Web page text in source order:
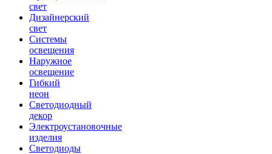
свет
Дизайнерский
свет
Системы
освещения
Наружное
освещение
Гибкий
неон
Светодиодный
декор
Электроустановочные
изделия
Светодиоды